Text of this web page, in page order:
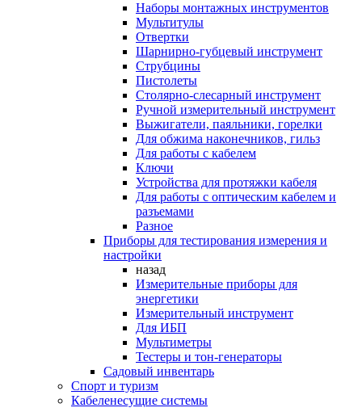
Наборы монтажных инструментов
Мультитулы
Отвертки
Шарнирно-губцевый инструмент
Струбцины
Пистолеты
Столярно-слесарный инструмент
Ручной измерительный инструмент
Выжигатели, паяльники, горелки
Для обжима наконечников, гильз
Для работы с кабелем
Ключи
Устройства для протяжки кабеля
Для работы с оптическим кабелем и
разъемами
Разное
Приборы для тестирования измерения и
настройки
назад
Измерительные приборы для
энергетики
Измерительный инструмент
Для ИБП
Мультиметры
Тестеры и тон-генераторы
Садовый инвентарь
Спорт и туризм
Кабеленесущие системы